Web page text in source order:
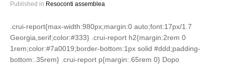
Published in Resoconti assemblea
.crui-report{max-width:980px;margin:0 auto;font:17px/1.7
Georgia,serif;color:#333} .crui-report h2{margin:2rem 0
1rem;color:#7a0019;border-bottom:1px solid #ddd;padding-
bottom:.35rem} .crui-report p{margin:.65rem 0} Dopo